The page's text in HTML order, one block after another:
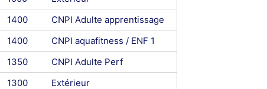
1400
CNPI Adulte apprentissage
1400
CNPI aquafitness / ENF 1
1350
CNPI Adulte Perf
1300
Extérieur